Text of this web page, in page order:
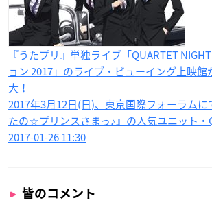
『うたプリ』単独ライブ「QUARTET
ョン 2017」のライブ・ビューイング上映
大！
2017年3月12日(日)、東京国際フォーラムに
たの☆プリンスさまっ♪』の人気ユニット
2017-01-26 11:30
皆のコメント